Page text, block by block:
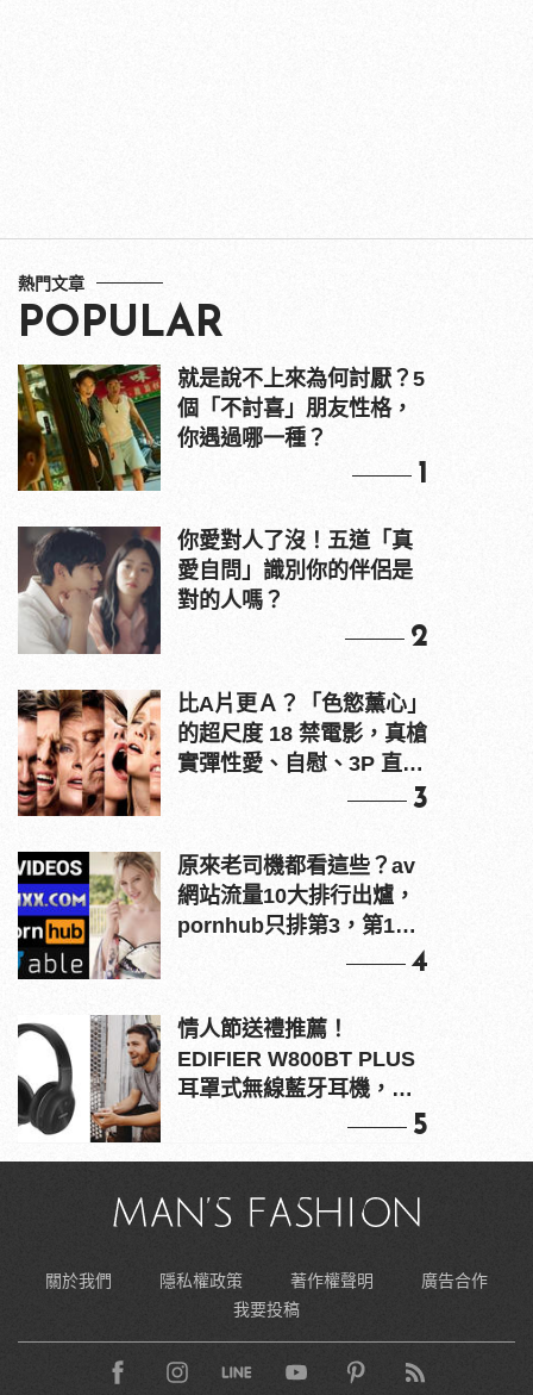
熱門文章
POPULAR
就是說不上來為何討厭？5
個「不討喜」朋友性格，
你遇過哪一種？
1
你愛對人了沒！五道「真
愛自問」識別你的伴侶是
對的人嗎？
2
比A片更Ａ？「色慾薰心」
的超尺度 18 禁電影，真槍
實彈性愛、自慰、3P 直接
3
原來老司機都看這些？av
網站流量10大排行出爐，
pornhub只排第3，第1名
4
情人節送禮推薦！
EDIFIER W800BT PLUS
耳罩式無線藍牙耳機，在
5
關於我們 隱私權政策 著作權聲明
廣告合作
我要投稿